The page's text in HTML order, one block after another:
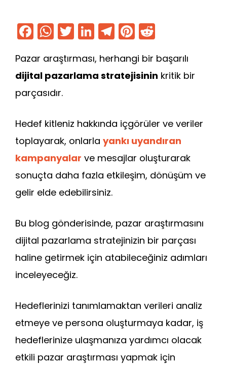
F
a
c
e
b
o
k
W
h
a
ts
A
p
T
w
itt
er
Li
n
k
e
T
el
e
gr
Pi
nt
er
e
d
di
Pazar araştırması, herhangi bir başarılı
dijital pazarlama stratejisinin kritik bir
parçasıdır.
Hedef kitleniz hakkında içgörüler ve veriler
toplayarak, onlarla yankı uyandıran
kampanyalar ve mesajlar oluşturarak
sonuçta daha fazla etkileşim, dönüşüm ve
gelir elde edebilirsiniz.
Bu blog gönderisinde, pazar araştırmasını
dijital pazarlama stratejinizin bir parçası
haline getirmek için atabileceğiniz adımları
inceleyeceğiz.
Hedeflerinizi tanımlamaktan verileri analiz
etmeye ve persona oluşturmaya kadar, iş
hedeflerinize ulaşmanıza yardımcı olacak
etkili pazar araştırması yapmak için